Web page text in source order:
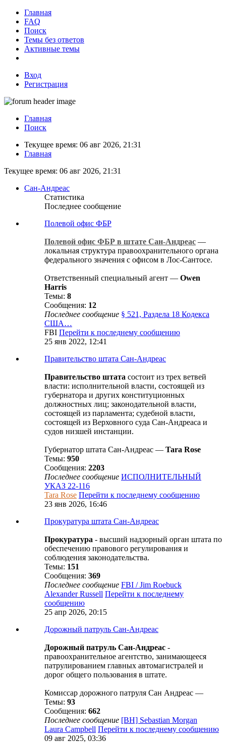
Главная
FAQ
Поиск
Темы без ответов
Активные темы
Вход
Регистрация
Главная
Поиск
Текущее время: 06 авг 2026, 21:31
Главная
Текущее время: 06 авг 2026, 21:31
Сан-Андреас
Статистика
Последнее сообщение
Полевой офис ФБР
Полевой офис ФБР в штате Сан-Андреас —
локальная структура правоохранительного органа
федерального значения с офисом в Лос-Сантосе.
Ответственный специальный агент — Owen
Harris
Темы: 8
Сообщения: 12
Последнее сообщение § 521, Раздела 18 Кодекса
США…
FBI Перейти к последнему сообщению
25 янв 2022, 12:41
Правительство штата Сан-Андреас
Правительство штата состоит из трех ветвей
власти: исполнительной власти, состоящей из
губернатора и других конституционных
должностных лиц; законодательной власти,
состоящей из парламента; судебной власти,
состоящей из Верховного суда Сан-Андреаса и
судов низшей инстанции.
Губернатор штата Сан-Андреас — Tara Rose
Темы: 950
Сообщения: 2203
Последнее сообщение ИСПОЛНИТЕЛЬНЫЙ
УКАЗ 22-116
Tara Rose Перейти к последнему сообщению
23 янв 2026, 16:46
Прокуратура штата Сан-Андреас
Прокуратура - высший надзорный орган штата по
обеспечению правового регулирования и
соблюдения законодательства.
Темы: 151
Сообщения: 369
Последнее сообщение FBI / Jim Roebuck
Alexander Russell Перейти к последнему
сообщению
25 апр 2026, 20:15
Дорожный патруль Сан-Андреас
Дорожный патруль Сан-Андреас -
правоохранительное агентство, занимающееся
патрулированием главных автомагистралей и
дорог общего пользования в штате.
Комиссар дорожного патруля Сан Андреас —
Темы: 93
Сообщения: 662
Последнее сообщение [BH] Sebastian Morgan
Laura Campbell Перейти к последнему сообщению
09 авг 2025, 03:36